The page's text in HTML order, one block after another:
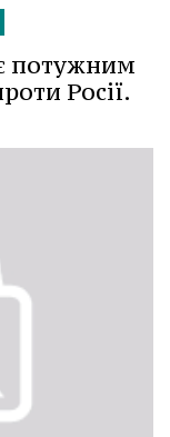
потужним
Росії.